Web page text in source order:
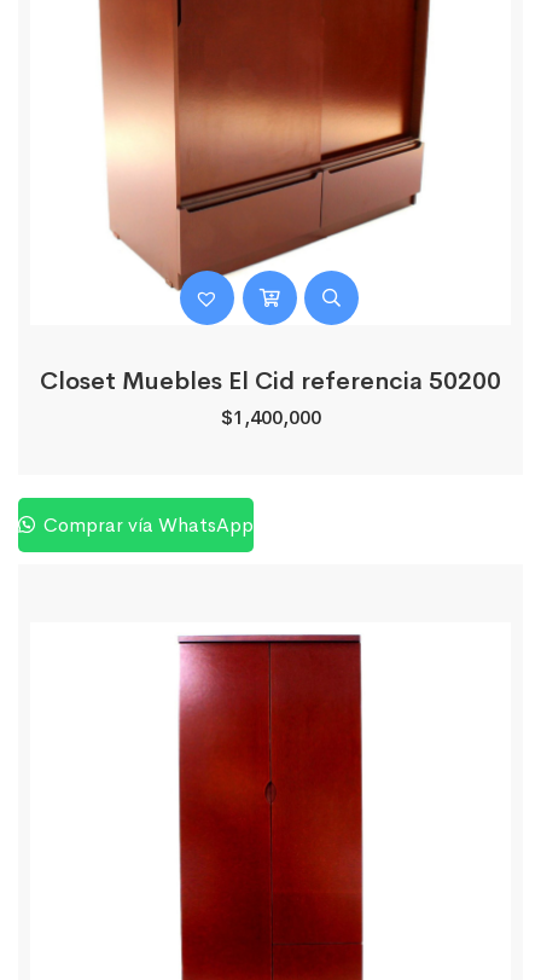
Closet Muebles El Cid referencia 50200
$1,400,000
Comprar vía WhatsApp